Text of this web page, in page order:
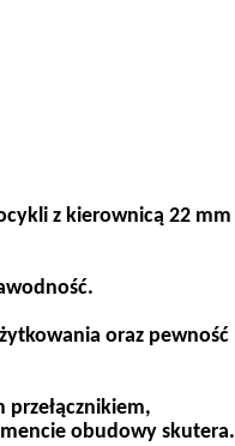
z kierownicą 22 mm
oraz pewność
obudowy skutera.